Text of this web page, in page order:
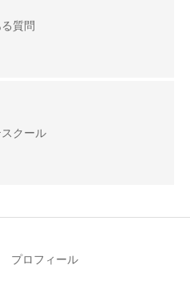
質問
クール
プロフィール